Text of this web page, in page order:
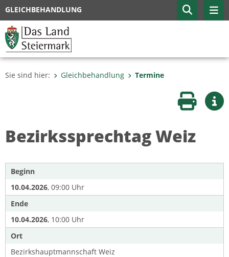
GLEICHBEHANDLUNG
Sie sind hier: Gleichbehandlung Termine
Seite
Bezirkssprechtag Weiz
Beginn
10.04.2026, 09:00 Uhr
Ende
10.04.2026, 10:00 Uhr
Ort
Bezirkshauptmannschaft Weiz